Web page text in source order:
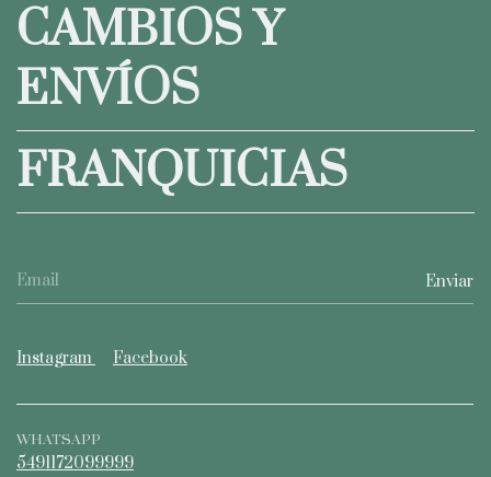
CAMBIOS Y
ENVÍOS
FRANQUICIAS
Instagram Facebook
WHATSAPP
5491172099999